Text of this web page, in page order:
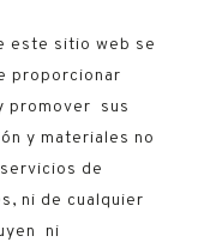
este sitio web se
proporcionar
promover sus
y materiales no
de
ni de cualquier
ni